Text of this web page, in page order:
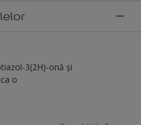
3(2H)-onă şi
o